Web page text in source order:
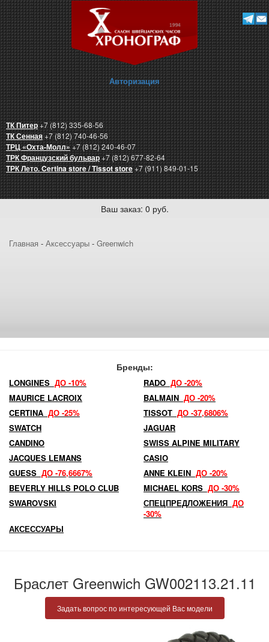
Авторизация
ТК Питер+7 (812) 335-68-56
ТК Сенная+7 (812) 740-46-56
ТРЦ «Охта-Молл»+7 (812) 240-46-07
ТРК Французский бульвар+7 (812) 677-82-64
ТРК Лето. Certina store / Tissot store+7 (911) 849-01-15
Ваш заказ: 0 руб.
Главная - Аксессуары - Greenwich
Бренды:
LONGINES ДО -10% RADO ДО -20%
MAURICE LACROIX
BALMAIN ДО -20%
CERTINA ДО -25% TISSOT ДО -37,6806%
SWATCH
JAGUAR
CANDINO
SWISS ALPINE MILITARY
JACQUES LEMANS
CASIO
GUESS ДО -76,6667% ANNE KLEIN ДО -20%
BEVERLY HILLS POLO CLUB
MICHAEL KORS ДО -30%
SWAROVSKI
СПЕЦПРЕДЛОЖЕНИЯ ДО
-30%
АКСЕССУАРЫ
Браслет Greenwich GW002113.21.11
Задать вопрос по интересующей Вас модели